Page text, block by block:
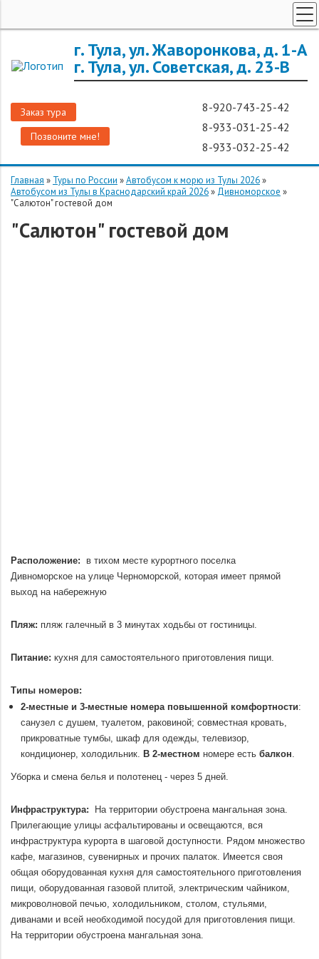
г. Тула, ул. Жаворонкова, д. 1-А
г. Тула, ул. Советская, д. 23-В
Заказ тура
Позвоните мне!
8-920-743-25-42
8-933-031-25-42
8-933-032-25-42
ЗАРУБЕЖНЫЕ ТУРЫ
О КОМПАНИИ
Главная » Туры по России »Автобусом к морю из Тулы 2026»
Автобусом из Тулы в Краснодарский край 2026» Дивноморское »
"Салютон" гостевой дом
"Салютон" гостевой дом
Расположение: в тихом месте курортного поселка
Дивноморское на улице Черноморской, которая имеет прямой
выход на набережную
Пляж: пляж галечный в 3 минутах ходьбы от гостиницы.
Питание: кухня для самостоятельного приготовления пищи.
Типы номеров:
2-местные и 3-местные номера повышенной комфортности:
санузел с душем, туалетом, раковиной; совместная кровать,
прикроватные тумбы, шкаф для одежды, телевизор,
кондиционер, холодильник. В 2-местном номере есть балкон.
Уборка и смена белья и полотенец - через 5 дней.
Инфраструктура:
На территории обустроена мангальная зона.
Прилегающие улицы асфальтированы и освещаются, вся
инфраструктура курорта в шаговой доступности. Рядом множество
кафе, магазинов, сувенирных и прочих палаток. Имеется своя
общая оборудованная кухня для самостоятельного приготовления
пищи, оборудованная газовой плитой, электрическим чайником,
микроволновой печью, холодильником, столом, стульями,
диванами и всей необходимой посудой для приготовления пищи.
На территории обустроена мангальная зона.